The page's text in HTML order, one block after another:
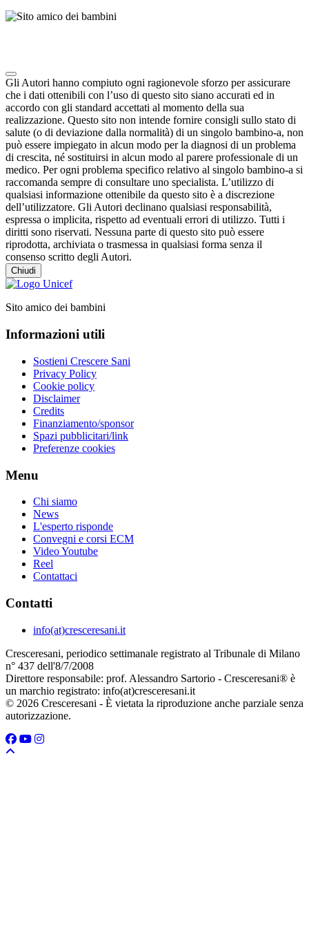
Gli Autori hanno compiuto ogni ragionevole sforzo per assicurare
che i dati ottenibili con l’uso di questo sito siano accurati ed in
accordo con gli standard accettati al momento della sua
realizzazione. Questo sito non intende fornire consigli sullo stato di
salute (o di deviazione dalla normalità) di un singolo bambino-a, non
può essere impiegato in alcun modo per la diagnosi di un problema
di crescita, né sostituirsi in alcun modo al parere professionale di un
medico. Per ogni problema specifico relativo al singolo bambino-a si
raccomanda sempre di consultare uno specialista. L’utilizzo di
qualsiasi informazione ottenibile da questo sito è a discrezione
dell’utilizzatore. Gli Autori declinano qualsiasi responsabilità,
espressa o implicita, rispetto ad eventuali errori di utilizzo. Tutti i
diritti sono riservati. Nessuna parte di questo sito può essere
riprodotta, archiviata o trasmessa in qualsiasi forma senza il
consenso scritto degli Autori.
Chiudi
Sito amico dei bambini
Informazioni utili
Sostieni Crescere Sani
Privacy Policy
Cookie policy
Disclaimer
Credits
Finanziamento/sponsor
Spazi pubblicitari/link
Preferenze cookies
Menu
Chi siamo
News
L'esperto risponde
Convegni e corsi ECM
Video Youtube
Reel
Contattaci
Contatti
info(at)cresceresani.it
Cresceresani, periodico settimanale registrato al Tribunale di Milano
n° 437 dell'8/7/2008
Direttore responsabile: prof. Alessandro Sartorio - Cresceresani® è
un marchio registrato: info(at)cresceresani.it
© 2026 Cresceresani - È vietata la riproduzione anche parziale senza
autorizzazione.